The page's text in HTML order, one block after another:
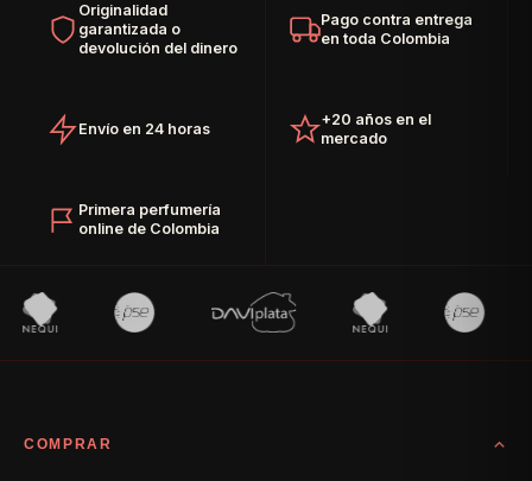
Originalidad
garantizada o
devolución del dinero
Pago contra entrega
en toda Colombia
Envío en 24 horas
+20 años en el
mercado
Primera perfumería
online de Colombia
COMPRAR